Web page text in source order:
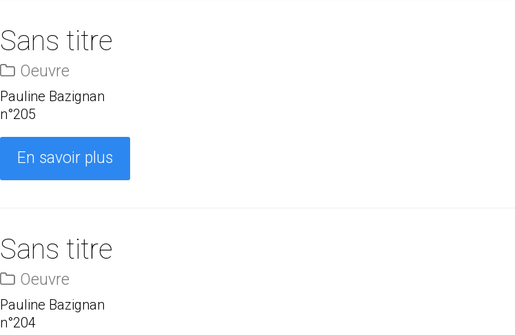
Sans titre
Oeuvre
Pauline Bazignan
n°205
En savoir plus
Sans titre
Oeuvre
Pauline Bazignan
n°204